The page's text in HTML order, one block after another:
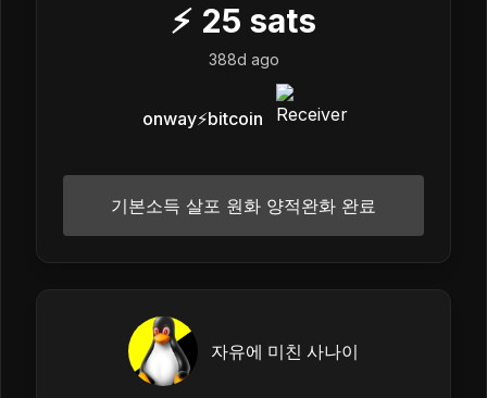
⚡ 25 sats
388d ago
onway⚡️bitcoin
기본소득 살포 원화 양적완화 완료
자유에 미친 사나이